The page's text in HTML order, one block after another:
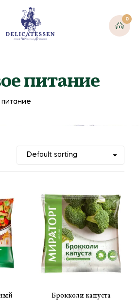
0
питание
Брокколи капуста